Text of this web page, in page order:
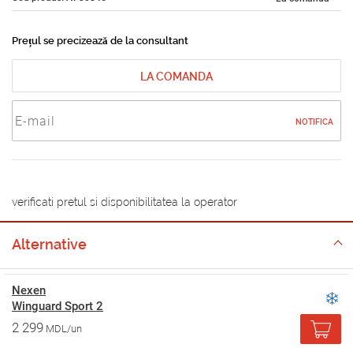
Prețul se precizează de la consultant
LA COMANDA
NOTIFICA
verificati pretul si disponibilitatea la operator
Alternative
Nexen
Winguard Sport 2
2 299 MDL/un